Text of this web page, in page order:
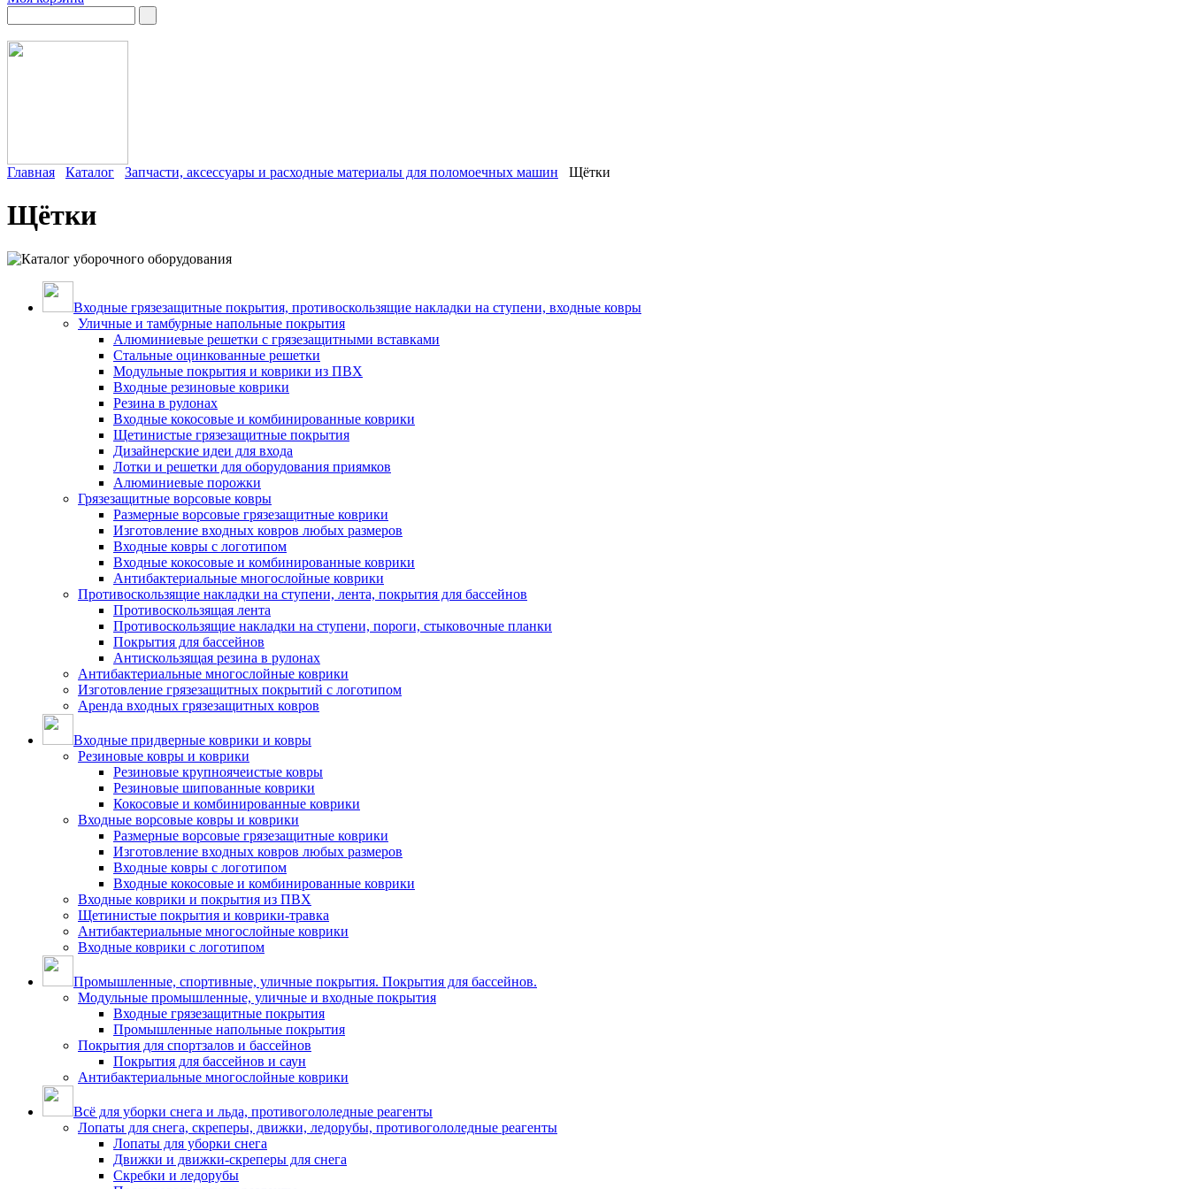
Главная Каталог Запчасти, аксессуары и расходные материалы для поломоечных машин Щётки
Щётки
Входные грязезащитные покрытия, противоскользящие накладки на ступени, входные ковры
Уличные и тамбурные напольные покрытия
Алюминиевые решетки с грязезащитными вставками
Стальные оцинкованные решетки
Модульные покрытия и коврики из ПВХ
Входные резиновые коврики
Резина в рулонах
Входные кокосовые и комбинированные коврики
Щетинистые грязезащитные покрытия
Дизайнерские идеи для входа
Лотки и решетки для оборудования приямков
Алюминиевые порожки
Грязезащитные ворсовые ковры
Размерные ворсовые грязезащитные коврики
Изготовление входных ковров любых размеров
Входные ковры с логотипом
Входные кокосовые и комбинированные коврики
Антибактериальные многослойные коврики
Противоскользящие накладки на ступени, лента, покрытия для бассейнов
Противоскользящая лента
Противоскользящие накладки на ступени, пороги, стыковочные планки
Покрытия для бассейнов
Антискользящая резина в рулонах
Антибактериальные многослойные коврики
Изготовление грязезащитных покрытий с логотипом
Аренда входных грязезащитных ковров
Входные придверные коврики и ковры
Резиновые ковры и коврики
Резиновые крупноячеистые ковры
Резиновые шипованные коврики
Кокосовые и комбинированные коврики
Входные ворсовые ковры и коврики
Размерные ворсовые грязезащитные коврики
Изготовление входных ковров любых размеров
Входные ковры с логотипом
Входные кокосовые и комбинированные коврики
Входные коврики и покрытия из ПВХ
Щетинистые покрытия и коврики-травка
Антибактериальные многослойные коврики
Входные коврики с логотипом
Промышленные, спортивные, уличные покрытия. Покрытия для бассейнов.
Модульные промышленные, уличные и входные покрытия
Входные грязезащитные покрытия
Промышленные напольные покрытия
Покрытия для спортзалов и бассейнов
Покрытия для бассейнов и саун
Антибактериальные многослойные коврики
Всё для уборки снега и льда, противогололедные реагенты
Лопаты для снега, скреперы, движки, ледорубы, противогололедные реагенты
Лопаты для уборки снега
Движки и движки-скреперы для снега
Скребки и ледорубы